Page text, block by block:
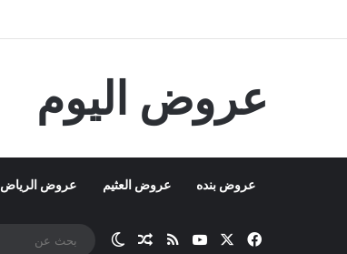
عروض اليوم
عروض بنده عروض العثيم عروض الرياض
فيسبوك ‫YouTubeملخص الموقع RSS
مقال عشوائي
الوضع المظلم